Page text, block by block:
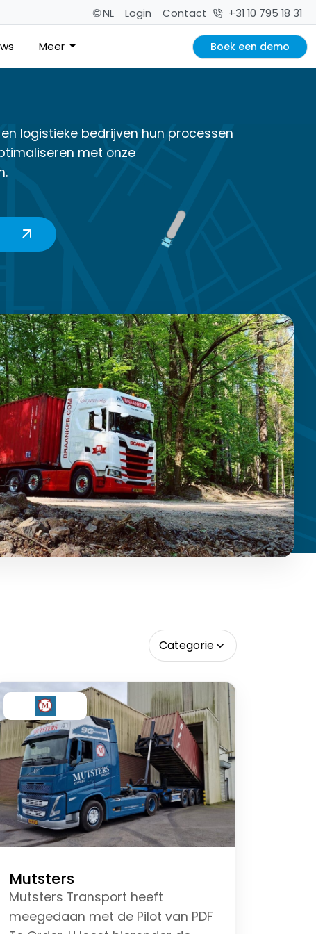
+31 10 795 18 31
Contact
Login
🌐 NL
Meer Boek een demo
logistieke bedrijven hun processen
met onze
Categorie
Mutsters
Mutsters Transport heeft
meegedaan met de Pilot van PDF